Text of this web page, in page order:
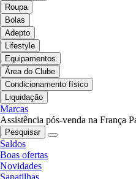
Roupa
Bolas
Adepto
Lifestyle
Equipamentos
Área do Clube
Condicionamento físico
Liquidação
Marcas
Assistência pós-venda na França
Pesquisar
Saldos
Boas ofertas
Novidades